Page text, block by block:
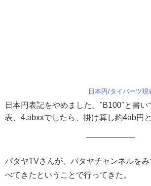
日本円/タイバーツ現
日本円表記をやめました。"B100"と書い
表、4.abxxでしたら、掛け算し約4ab円
パタヤTVさんが、パタヤチャンネルを
べてきたということで行ってきた。